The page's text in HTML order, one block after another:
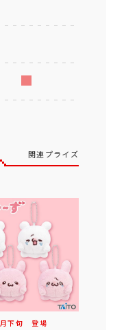
関連プライズ
月下旬 登場